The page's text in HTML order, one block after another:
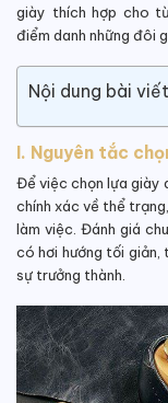
giày thích hợp cho
điểm danh những đôi
Nội dung bài viết
I. Nguyên tắc
Để việc chọn lựa giày
chính xác về thể
làm việc. Đánh giá
có hơi hướng tối
sự trưởng thành.